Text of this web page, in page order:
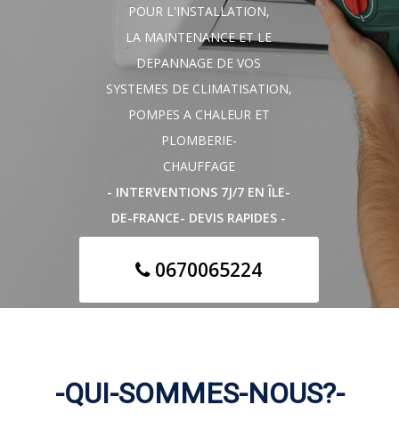
0670065224
POUR L'INSTALLATION,
LA MAINTENANCE ET LE
DEPANNAGE DE VOS
SYSTEMES DE CLIMATISATION,
POMPES A CHALEUR ET
PLOMBERIE-
CHAUFFAGE
- INTERVENTIONS 7J/7 EN ÎLE-
DE-FRANCE- DEVIS RAPIDES -
-QUI-SOMMES-NOUS?-